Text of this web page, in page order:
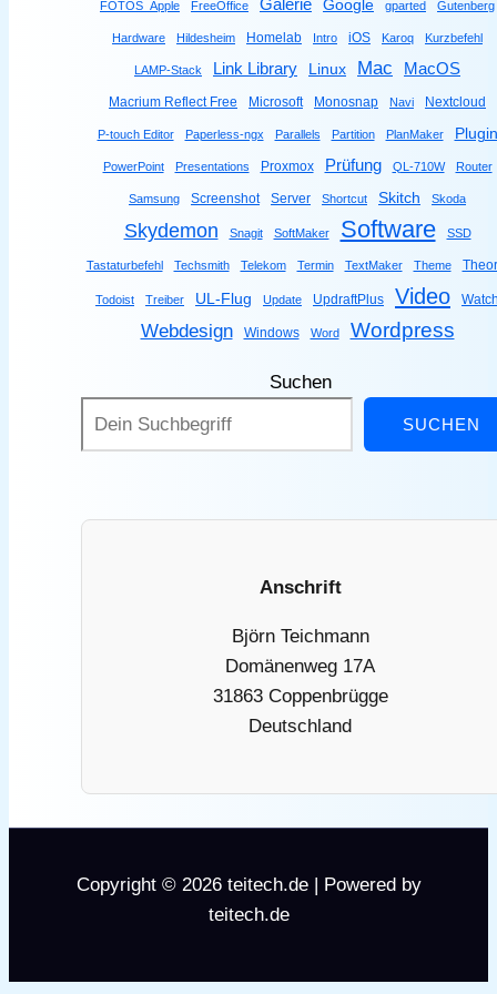
FOTOS_Apple FreeOffice Galerie Google gparted Gutenberg
Hardware Hildesheim Homelab Intro iOS Karoq Kurzbefehl
LAMP-Stack Link Library Linux Mac MacOS
Macrium Reflect Free Microsoft Monosnap Navi Nextcloud
P-touch Editor Paperless-ngx Parallels Partition PlanMaker Plugin
PowerPoint Presentations Proxmox Prüfung QL-710W Router
Samsung Screenshot Server Shortcut Skitch Skoda
Skydemon Snagit SoftMaker Software SSD
Tastaturbefehl Techsmith Telekom Termin TextMaker Theme
Todoist Treiber UL-Flug Update UpdraftPlus Video
Webdesign Windows Word Wordpress
Suchen
SUCHEN
Anschrift
Björn Teichmann
Domänenweg 17A
31863 Coppenbrügge
Deutschland
Copyright © 2026 teitech.de | Powered by
teitech.de